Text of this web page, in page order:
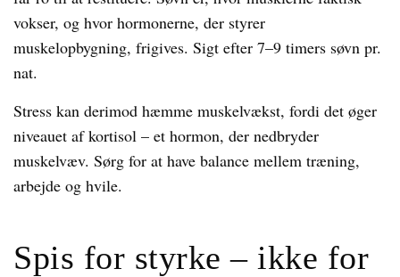
vokser, og hvor hormonerne, der styrer
muskelopbygning, frigives. Sigt efter 7–9 timers søvn pr.
nat.
Stress kan derimod hæmme muskelvækst, fordi det øger
niveauet af kortisol – et hormon, der nedbryder
muskelvæv. Sørg for at have balance mellem træning,
arbejde og hvile.
Spis for styrke – ikke for